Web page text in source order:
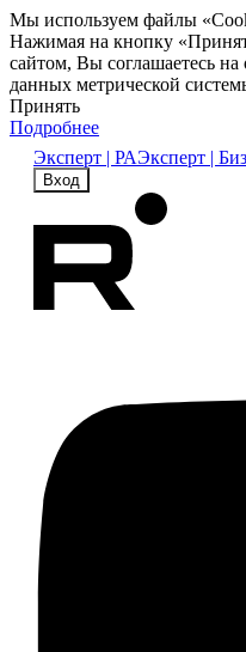
Мы используем файлы
Нажимая на кнопку
сайтом, Вы соглашаетесь
данных метрической
Принять
Подробнее
Эксперт | РАЭксперт |
Вход